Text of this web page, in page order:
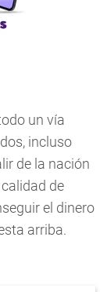
un vía
incluso
de la nación
de
el dinero
arriba.